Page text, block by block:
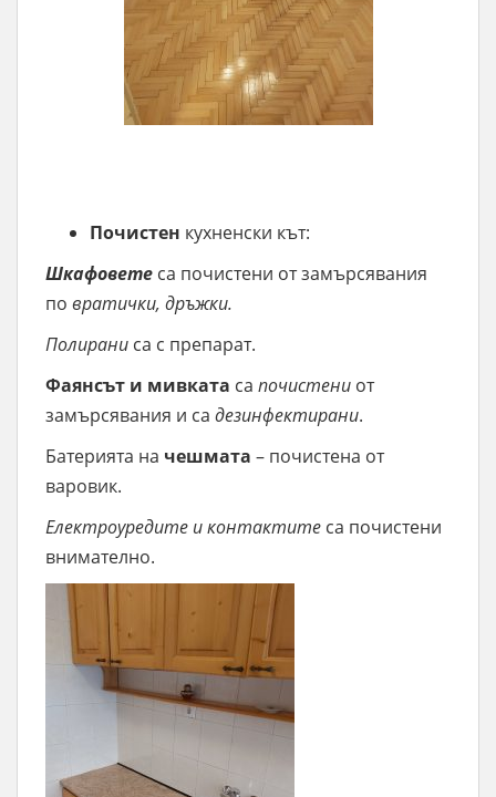
Почистен кухненски кът:
Шкафовете са почистени от замърсявания
по вратички, дръжки.
Полирани са с препарат.
Фаянсът и мивката са почистени от
замърсявания и са дезинфектирани.
Батерията на чешмата – почистена от
варовик.
Електроуредите и контактите са почистени
внимателно.